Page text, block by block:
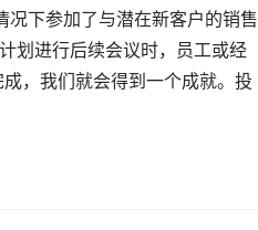
下参加了与潜在新客户的销售
划进行后续会议时，员工或经
，我们就会得到一个成就。投